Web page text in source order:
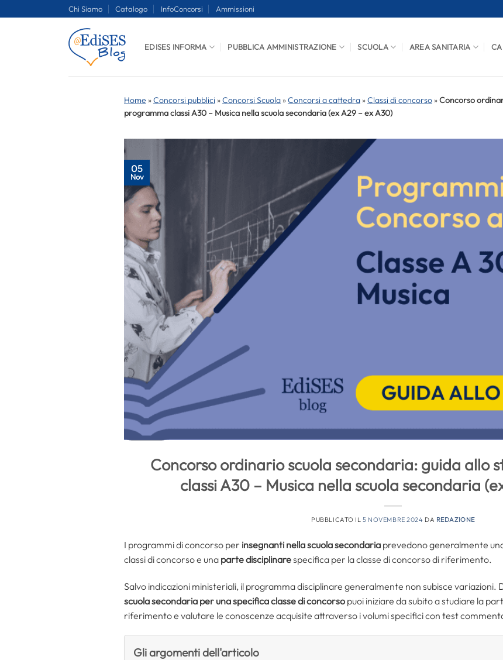
Chi Siamo Catalogo InfoConcorsi Ammissioni
EDISES INFORMA PUBBLICA AMMINISTRAZIONE SCUOLA AREA SANITARIA
Home »Concorsi pubblici »Concorsi Scuola »Concorsi a cattedra »Classi di concorso »Concorso
programma classi A30 – Musica nella scuola secondaria (ex A29 – ex A30)
05
Nov
Concorso ordinario scuola secondaria: guida allo
classi A30 – Musica nella scuola secondaria
PUBBLICATO IL5 NOVEMBRE 2024 DA REDAZIONE
I programmi di concorso per insegnanti nella scuola secondaria prevedono generalmente
classi di concorso e una parte disciplinarespecifica per la classe di concorso di riferimento.
Salvo indicazioni ministeriali, il programma disciplinare generalmente non subisce variazioni.
scuola secondaria per una specifica classe di concorso puoi iniziare da subito a studiare la
riferimento e valutare le conoscenze acquisite attraverso i volumi specifici con test
Gli argomenti dell'articolo